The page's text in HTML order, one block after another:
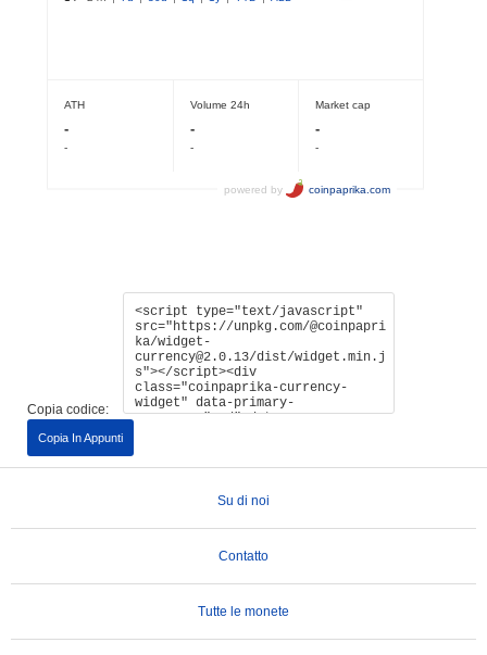
Copia codice:
Copia In Appunti
Su di noi
Contatto
Tutte le monete